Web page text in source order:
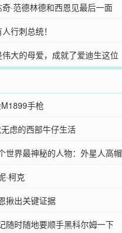
·范德林德和西恩见最后一面
行刺总统！
大的母爱，成就了爱迪生这位
手枪
虑的西部牛仔生活
世界最神秘的人物：外星人高帽
·柯克
揪出关键证据
随时随地要顺手黑科尔姆一下